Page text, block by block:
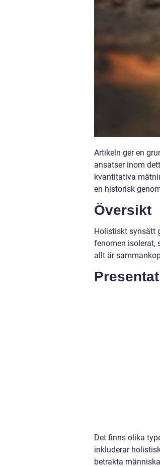
Artikeln ger en
ansatser inom
kvantitativa
en historisk
Översikt
Holistiskt synsätt
fenomen isolerat,
allt är
Det finns olika
inkluderar
betrakta